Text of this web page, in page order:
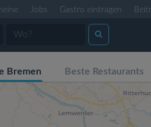
Jobs Gastro eintragen
Bremen Beste Restaurants